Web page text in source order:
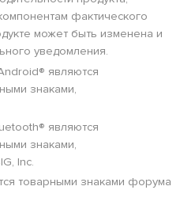
фактического
может быть изменена и
уведомления.
являются
знаками,
являются
знаками,
Inc.
товарными знаками форума